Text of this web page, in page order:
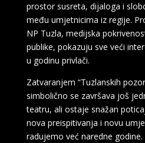
prostor susreta, dijaloga i
među umjetnicima iz regije.
NP Tuzla, medijska
publike, pokazuju sve veći
u godinu privlači.
Zatvaranjem “Tuzlanskih
simbolično se završava još
teatru, ali ostaje snažan
nova preispitivanja i novu
radujemo već naredne godine.